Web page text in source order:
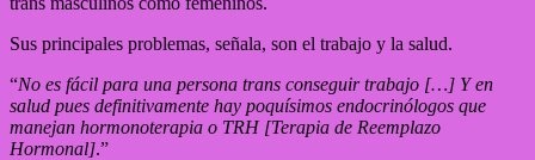
Sus principales problemas, señala, son el trabajo y la salud.
“No es fácil para una persona trans conseguir trabajo […] Y en
salud pues definitivamente hay poquísimos endocrinólogos que
manejan hormonoterapia o TRH [Terapia de Reemplazo
Hormonal].”